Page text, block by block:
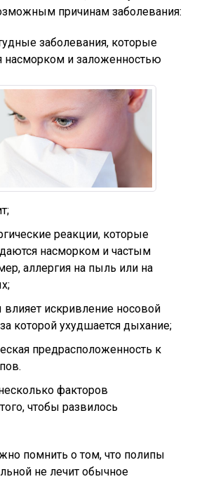
причинам заболевания:
заболевания, которые
насморком и заложенностью
реакции, которые
насморком и частым
аллергия на пыль или на
искривление носовой
которой ухудшается дыхание;
предрасположенность к
факторов
чтобы развилось
помнить о том, что полипы
не лечит обычное